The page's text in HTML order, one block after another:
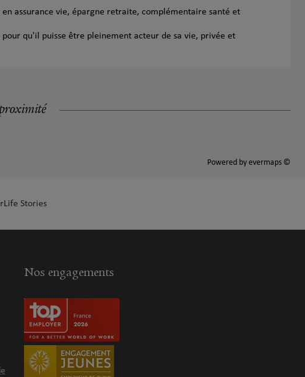
en assurance vie, épargne retraite, complémentaire santé et
qu'il puisse être pleinement acteur de sa vie, privée et
proximité
Powered by evermaps ©
Stories
Nos engagements